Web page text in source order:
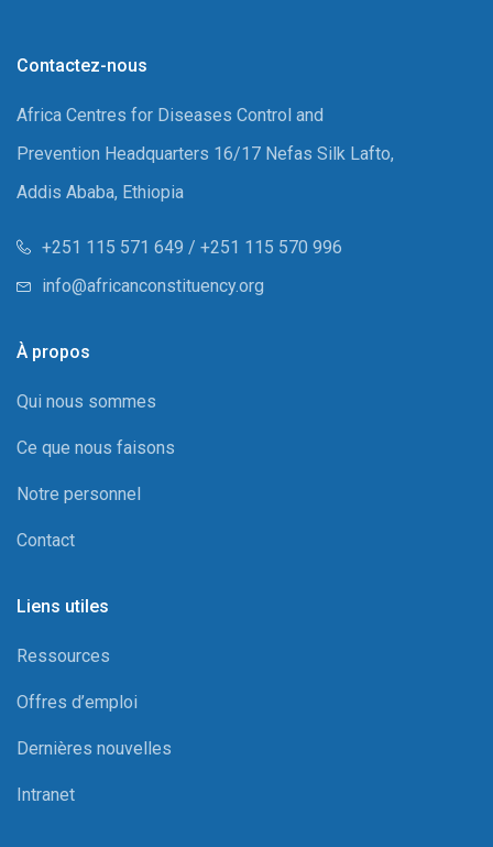
Contactez-nous
Africa Centres for Diseases Control and
Prevention Headquarters 16/17 Nefas Silk Lafto,
Addis Ababa, Ethiopia
+251 115 571 649 / +251 115 570 996
info@africanconstituency.org
À propos
Qui nous sommes
Ce que nous faisons
Notre personnel
Contact
Liens utiles
Ressources
Offres d’emploi
Dernières nouvelles
Intranet